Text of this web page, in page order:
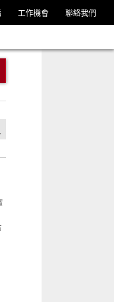
工作機會 聯絡我們